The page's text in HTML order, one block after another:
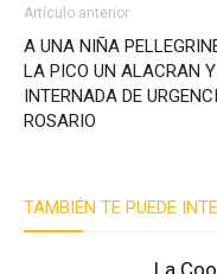
Artículo anterior
A UNA NIÑA
LA PICO UN ALACRAN
INTERNADA DE
ROSARIO
TAMBIÉN TE PUEDE